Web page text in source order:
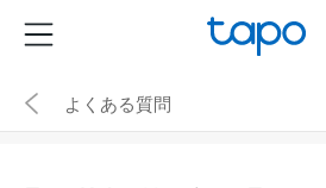
the
navigation
Menu
よくある質問